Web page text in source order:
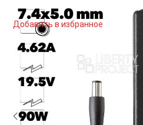
Добавить в избранное